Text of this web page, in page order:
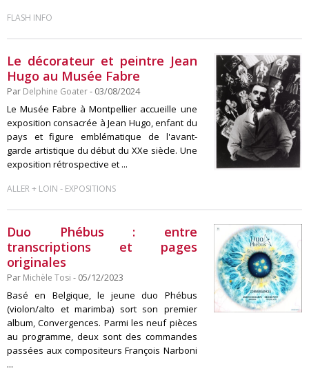
FLASH INFO
Le décorateur et peintre Jean
Hugo au Musée Fabre
Par Delphine Goater- 03/08/2024
Le Musée Fabre à Montpellier accueille une
exposition consacrée à Jean Hugo, enfant du
pays et figure emblématique de l'avant-
garde artistique du début du XXe siècle. Une
exposition rétrospective et ...
ALLER + LOIN - EXPOSITIONS
Duo Phébus : entre
transcriptions et pages
originales
Par Michèle Tosi - 05/12/2023
Basé en Belgique, le jeune duo Phébus
(violon/alto et marimba) sort son premier
album, Convergences. Parmi les neuf pièces
au programme, deux sont des commandes
passées aux compositeurs François Narboni
...